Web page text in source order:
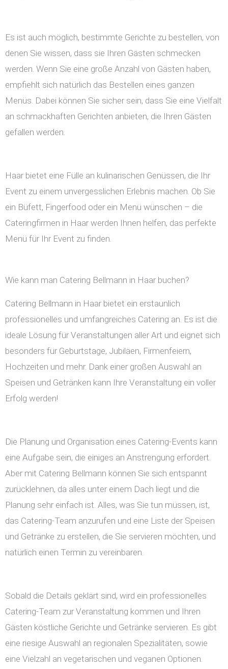
Es ist auch möglich, bestimmte Gerichte zu bestellen, von
denen Sie wissen, dass sie Ihren Gästen schmecken
werden. Wenn Sie eine große Anzahl von Gästen haben,
empfiehlt sich natürlich das Bestellen eines ganzen
Menüs. Dabei können Sie sicher sein, dass Sie eine Vielfalt
an schmackhaften Gerichten anbieten, die Ihren Gästen
gefallen werden.
Haar bietet eine Fülle an kulinarischen Genüssen, die Ihr
Event zu einem unvergesslichen Erlebnis machen. Ob Sie
ein Büfett, Fingerfood oder ein Menü wünschen – die
Cateringfirmen in Haar werden Ihnen helfen, das perfekte
Menü für Ihr Event zu finden.
Wie kann man Catering Bellmann in Haar buchen?
Catering Bellmann in Haar bietet ein erstaunlich
professionelles und umfangreiches Catering an. Es ist die
ideale Lösung für Veranstaltungen aller Art und eignet sich
besonders für Geburtstage, Jubiläen, Firmenfeiern,
Hochzeiten und mehr. Dank einer großen Auswahl an
Speisen und Getränken kann Ihre Veranstaltung ein voller
Erfolg werden!
Die Planung und Organisation eines Catering-Events kann
eine Aufgabe sein, die einiges an Anstrengung erfordert.
Aber mit Catering Bellmann können Sie sich entspannt
zurücklehnen, da alles unter einem Dach liegt und die
Planung sehr einfach ist. Alles, was Sie tun müssen, ist,
das Catering-Team anzurufen und eine Liste der Speisen
und Getränke zu erstellen, die Sie servieren möchten, und
natürlich einen Termin zu vereinbaren.
Sobald die Details geklärt sind, wird ein professionelles
Catering-Team zur Veranstaltung kommen und Ihren
Gästen köstliche Gerichte und Getränke servieren. Es gibt
eine riesige Auswahl an regionalen Spezialitäten, sowie
eine Vielzahl an vegetarischen und veganen Optionen.